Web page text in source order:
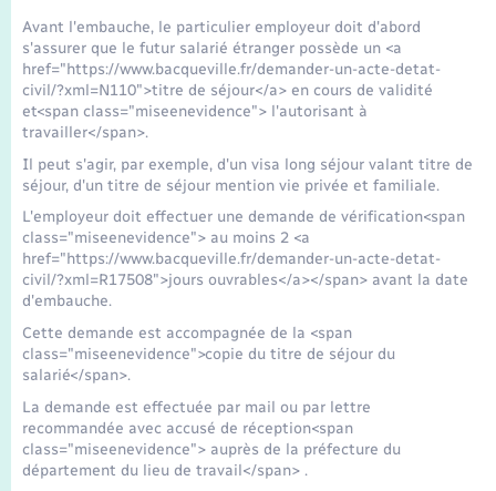
Avant l'embauche, le particulier employeur doit d'abord
s'assurer que le futur salarié étranger possède un <a
href="https://www.bacqueville.fr/demander-un-acte-detat-
civil/?xml=N110">titre de séjour</a> en cours de validité
et<span class="miseenevidence"> l'autorisant à
travailler</span>.
Il peut s'agir, par exemple, d'un visa long séjour valant titre de
séjour, d'un titre de séjour mention vie privée et familiale.
L'employeur doit effectuer une demande de vérification<span
class="miseenevidence"> au moins 2 <a
href="https://www.bacqueville.fr/demander-un-acte-detat-
civil/?xml=R17508">jours ouvrables</a></span> avant la date
d'embauche.
Cette demande est accompagnée de la <span
class="miseenevidence">copie du titre de séjour du
salarié</span>.
La demande est effectuée par mail ou par lettre
recommandée avec accusé de réception<span
class="miseenevidence"> auprès de la préfecture du
département du lieu de travail</span> .